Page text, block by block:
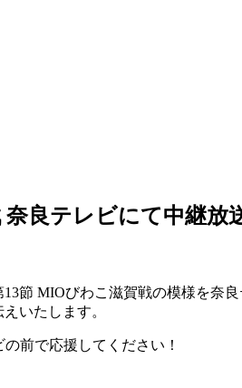
良テレビにて中継放
節 MIOびわこ滋賀戦の模様を奈
いたします。
前で応援してください！